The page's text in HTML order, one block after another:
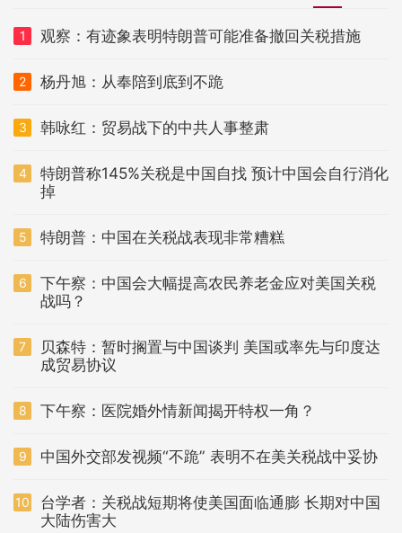
1 观察：有迹象表明特朗普可能准备撤回关税措施
2 杨丹旭：从奉陪到底到不跪
3 韩咏红：贸易战下的中共人事整肃
4
特朗普称145%关税是中国自找 预计中国会自行消化
掉
5 特朗普：中国在关税战表现非常糟糕
6
下午察：中国会大幅提高农民养老金应对美国关税
战吗？
7
贝森特：暂时搁置与中国谈判 美国或率先与印度达
成贸易协议
8 下午察：医院婚外情新闻揭开特权一角？
9 中国外交部发视频“不跪” 表明不在美关税战中妥协
10
台学者：关税战短期将使美国面临通膨 长期对中国
大陆伤害大